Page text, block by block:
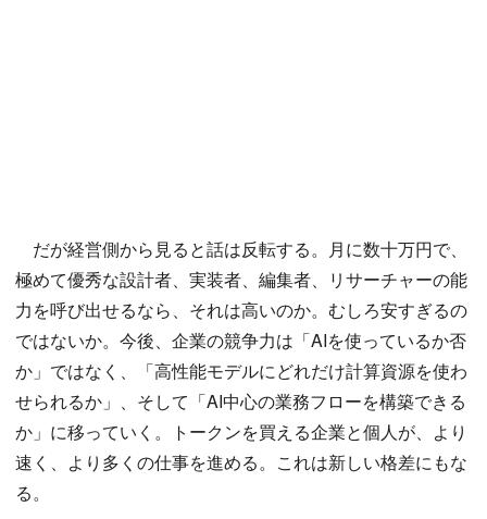
だが経営側から見ると話は反転する。月に数十万円で、
極めて優秀な設計者、実装者、編集者、リサーチャーの能
力を呼び出せるなら、それは高いのか。むしろ安すぎるの
ではないか。今後、企業の競争力は「AIを使っているか否
か」ではなく、「高性能モデルにどれだけ計算資源を使わ
せられるか」、そして「AI中心の業務フローを構築できる
か」に移っていく。トークンを買える企業と個人が、より
速く、より多くの仕事を進める。これは新しい格差にもな
る。